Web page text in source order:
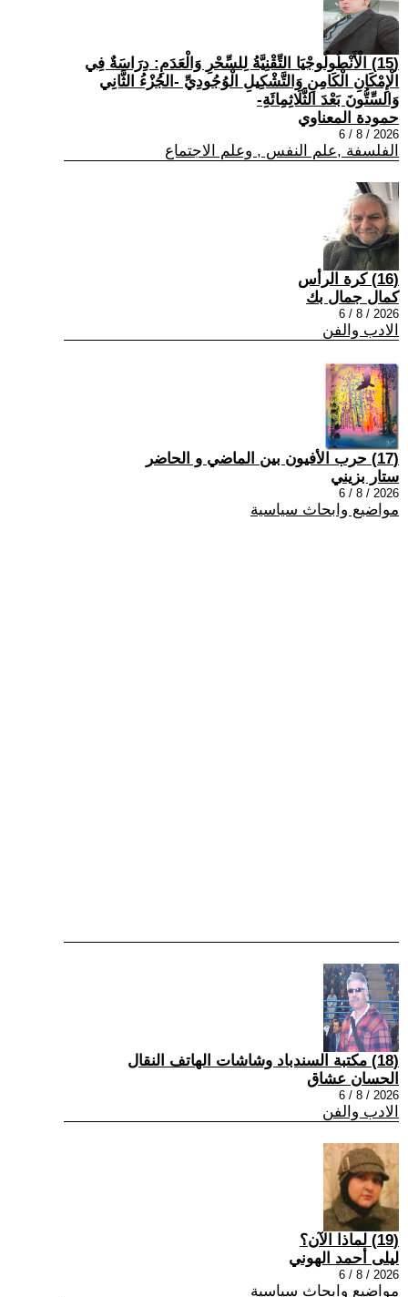
(15) الْأَنْطُولُوجْيَا التِّقْنِيَّةُ لِلسِّحْرِ وَالْعَدَمِ: دِرَاسَةٌ فِي
الْإِمْكَانِ الْكَامِنِ وَالتَّشْكِيلِ الْوُجُودِيِّ -الجُزْءُ الثَّانِي
وَالسِّتُّونَ بَعْدَ الثَّلَاثِمِائَةِ-
حمودة المعناوي
2026 / 8 / 6
الفلسفة ,علم النفس , وعلم الاجتماع
(16) كرة الرأس
كمال جمال بك
2026 / 8 / 6
الادب والفن
(17) حرب الأفيون بين الماضي و الحاضر
ستار بزيني
2026 / 8 / 6
مواضيع وابحاث سياسية
(18) مكتبة السندباد وشاشات الهاتف النقال
الحسان عشاق
2026 / 8 / 6
الادب والفن
(19) لماذا الآن؟
ليلى أحمد الهوني
2026 / 8 / 6
مواضيع وابحاث سياسية